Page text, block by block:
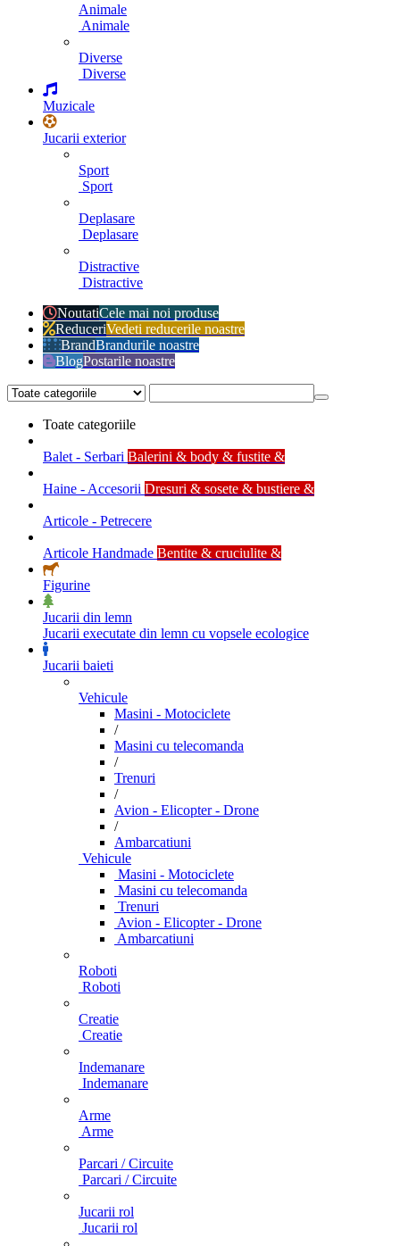
Animale
Animale
Diverse
Diverse
Muzicale
Jucarii exterior
Sport
Sport
Deplasare
Deplasare
Distractive
Distractive
NoutatiCele mai noi produse
ReduceriVedeti reducerile noastre
BrandBrandurile noastre
BlogPostarile noastre
Toate categoriile
Balet - Serbari Balerini & body & fustite &
Haine - Accesorii Dresuri & sosete & bustiere &
Articole - Petrecere
Articole Handmade Bentite & cruciulite &
Figurine
Jucarii din lemn
Jucarii executate din lemn cu vopsele ecologice
Jucarii baieti
Vehicule
Masini - Motociclete
/
Masini cu telecomanda
/
Trenuri
/
Avion - Elicopter - Drone
/
Ambarcatiuni
Vehicule
Masini - Motociclete
Masini cu telecomanda
Trenuri
Avion - Elicopter - Drone
Ambarcatiuni
Roboti
Roboti
Creatie
Creatie
Indemanare
Indemanare
Arme
Arme
Parcari / Circuite
Parcari / Circuite
Jucarii rol
Jucarii rol